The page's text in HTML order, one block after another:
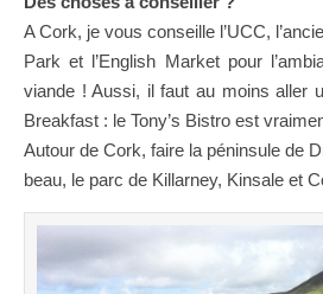
A Cork, je vous conseille l’UCC,
Park et l’English Market pour
viande ! Aussi, il faut au moins aller
Breakfast : le Tony’s Bistro est
Autour de Cork, faire la péninsule de
beau, le parc de Killarney, Kinsale et